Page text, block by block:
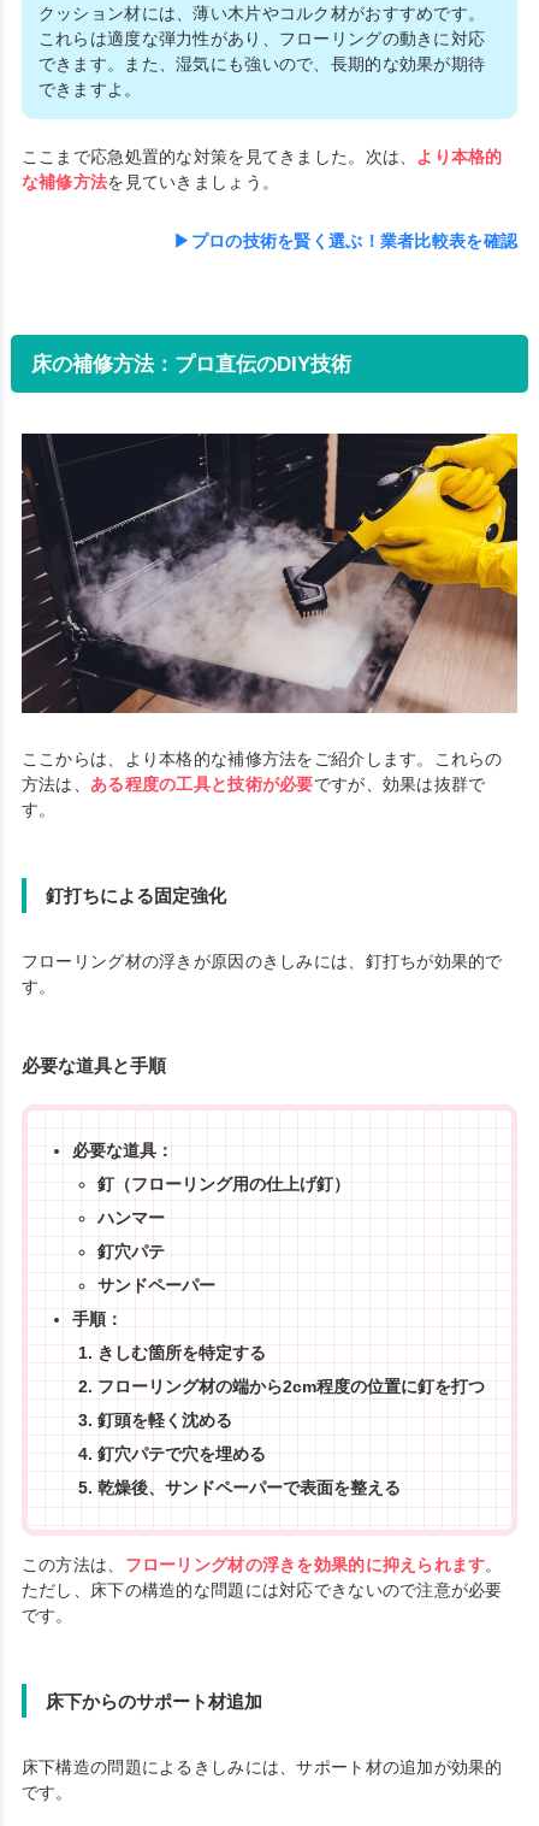
クッション材には、薄い木片やコルク材がおすすめです。
これらは適度な弾力性があり、フローリングの動きに対応
できます。また、湿気にも強いので、長期的な効果が期待
できますよ。
ここまで応急処置的な対策を見てきました。次は、
より本格的
な補修方法を見ていきましょう。
▶プロの技術を賢く選ぶ！業者比較表を確認
床の補修方法：プロ直伝のDIY技術
ここからは、より本格的な補修方法をご紹介します。これらの
方法は、 ある程度の工具と技術が必要ですが、効果は抜群で
す。
釘打ちによる固定強化
フローリング材の浮きが原因のきしみには、釘打ちが効果的で
す。
必要な道具と手順
必要な道具：
釘（フローリング用の仕上げ釘）
ハンマー
釘穴パテ
サンドペーパー
手順：
きしむ箇所を特定する
フローリング材の端から2cm程度の位置に釘を打つ
釘頭を軽く沈める
釘穴パテで穴を埋める
乾燥後、サンドペーパーで表面を整える
この方法は、 フローリング材の浮きを効果的に抑えられます。
ただし、床下の構造的な問題には対応できないので注意が必要
です。
床下からのサポート材追加
床下構造の問題によるきしみには、サポート材の追加が効果的
です。